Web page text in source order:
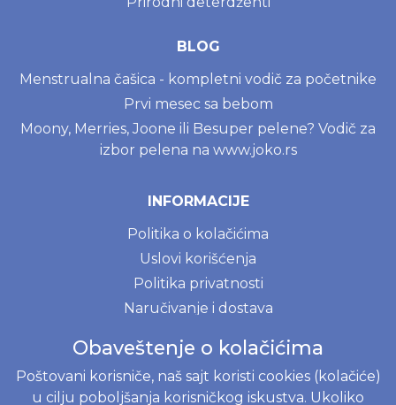
BLOG
Menstrualna čašica - kompletni vodič za početnike
Prvi mesec sa bebom
Moony, Merries, Joone ili Besuper pelene? Vodič za
izbor pelena na www.joko.rs
INFORMACIJE
Politika o kolačićima
Uslovi korišćenja
Politika privatnosti
Naručivanje i dostava
Najčešće postavljena pitanja
Obaveštenje o kolačićima
Poštovani korisniče, naš sajt koristi cookies (kolačiće)
u cilju poboljšanja korisničkog iskustva. Ukoliko